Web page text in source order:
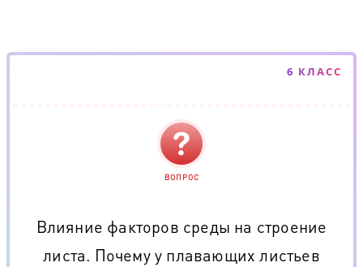
6 КЛАСС
ВОПРОС
Влияние факторов среды на строение
листа. Почему у плавающих листьев